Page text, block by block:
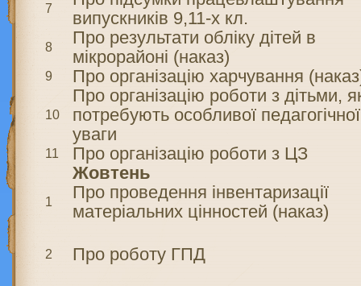
7
випускників 9,11-х кл.
8
Про результати обліку дітей в
мікрорайоні (наказ)
9 Про організацію харчування
10
Про організацію роботи з дітьми,
потребують особливої педагогічної
уваги
11
Про організацію роботи з ЦЗ
Жовтень
1
Про проведення інвентаризації
матеріальних цінностей (наказ)
2 Про роботу ГПД